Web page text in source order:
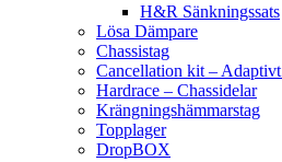
H&R Sänkningssats
Lösa Dämpare
Chassistag
Cancellation kit – Adaptivt
Hardrace – Chassidelar
Krängningshämmarstag
Topplager
DropBOX